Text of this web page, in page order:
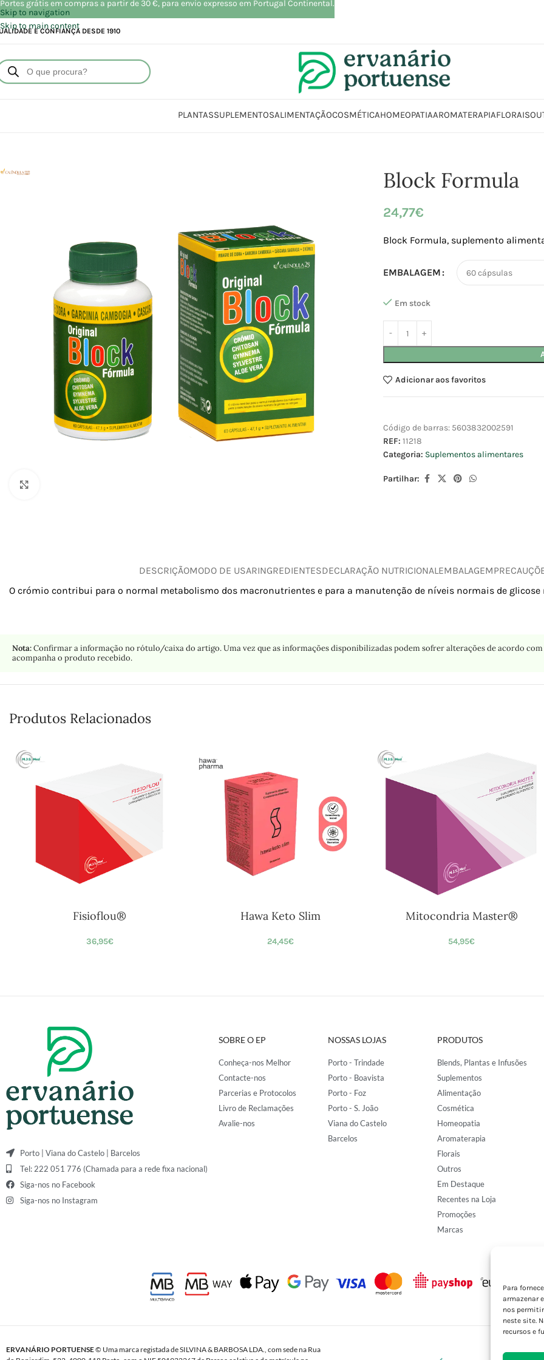
Para
armazenar
nos
neste site.
recursos e
Skip to navigation
Skip to main content
E CONFIANÇA DESDE 1910
PLANTASSUPLEMENTOSALIMENTAÇÃOCOSMÉTICAHOMEOPATIAAROMATERAPIAFLORAIS
Block Formula
24,77€
Block Formula, suplemento
EMBALAGEM
Em stock
Adicionar aos favoritos
Código de barras: 5603832002591
REF: 11218
Categoria: Suplementos alimentares
Partilhar:
DESCRIÇÃOMODO DE USARINGREDIENTESDECLARAÇÃO NUTRICIONAL EMBALAGEM
O crómio contribui para o normal metabolismo dos macronutrientes e para a manutenção de níveis normais de glicose
Nota:Confirmar a informação no rótulo/caixa do artigo. Uma vez que as informações disponibilizadas podem sofrer alterações de acordo
acompanha o produto recebido.
Produtos Relacionados
Fisioflou®
36,95€
Hawa Keto Slim
24,45€
Mitocondria Master®
54,95€
Porto | Viana do Castelo | Barcelos
Tel: 222 051 776 (Chamada para a rede fixa nacional)
Siga-nos no Facebook
Siga-nos no Instagram
SOBRE O EP
Conheça-nos Melhor
Contacte-nos
Parcerias e Protocolos
Livro de Reclamações
Avalie-nos
NOSSAS LOJAS
Porto - Trindade
Porto - Boavista
Porto - Foz
Porto - S. João
Viana do Castelo
Barcelos
PRODUTOS
Blends, Plantas e Infusões
Suplementos
Alimentação
Cosmética
Homeopatia
Aromaterapia
Florais
Outros
Em Destaque
Recentes na Loja
Promoções
Marcas
ERVANÁRIO PORTUENSE© Uma marca registada de SILVINA & BARBOSA LDA., com sede na Rua
Portes grátis em compras a partir de 30 €, para envio expresso em Portugal Continental.